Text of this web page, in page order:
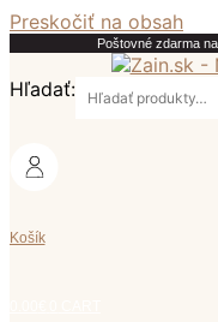
Preskočiť na obsah
Poštovné zdarma
Hľadať:
Košík